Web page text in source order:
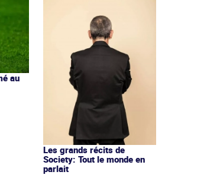
au
Les grands récits de
Society: Tout le monde en
parlait